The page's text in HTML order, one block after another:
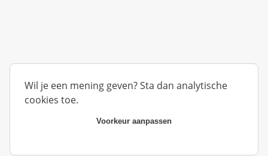
Wil je een mening geven? Sta dan analytische
cookies toe.
Voorkeur aanpassen